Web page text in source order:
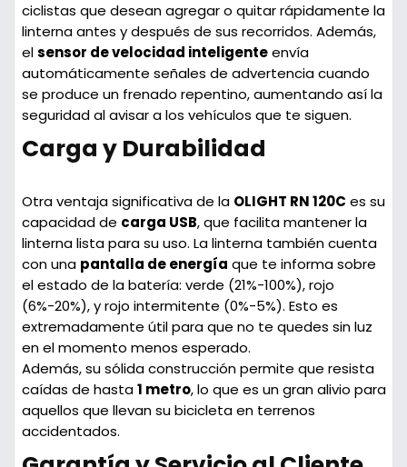
ciclistas que desean agregar o quitar rápidamente la
linterna antes y después de sus recorridos. Además,
elsensor de velocidad inteligenteenvía
automáticamente señales de advertencia cuando
se produce un frenado repentino, aumentando así la
seguridad al avisar a los vehículos que te siguen.
Carga y Durabilidad
Otra ventaja significativa de la OLIGHT RN 120C es su
capacidad de carga USB, que facilita mantener la
linterna lista para su uso. La linterna también cuenta
con una pantalla de energía que te informa sobre
el estado de la batería: verde (21%-100%), rojo
(6%-20%), y rojo intermitente (0%-5%). Esto es
extremadamente útil para que no te quedes sin luz
en el momento menos esperado.
Además, su sólida construcción permite que resista
caídas de hasta1 metro, lo que es un gran alivio para
aquellos que llevan su bicicleta en terrenos
accidentados.